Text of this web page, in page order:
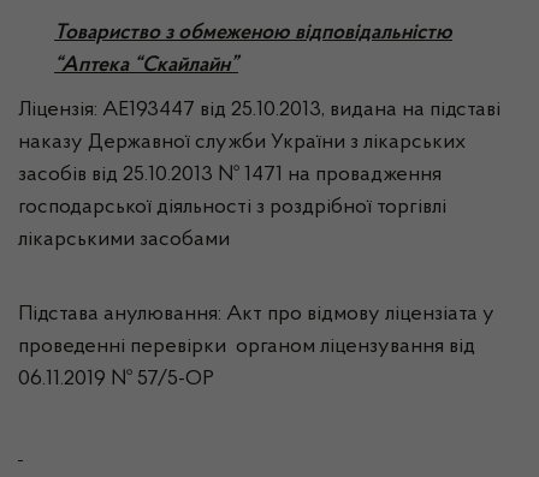
Товариство з обмеженою відповідальністю
“Аптека “Скайлайн”
Ліцензія: АЕ193447 від 25.10.2013, видана на підставі
наказу Державної служби України з лікарських
засобів від 25.10.2013 № 1471 на провадження
господарської діяльності з роздрібної торгівлі
лікарськими засобами
Підстава анулювання: Акт про відмову ліцензіата у
проведенні перевірки органом ліцензування від
06.11.2019 № 57/5-ОР